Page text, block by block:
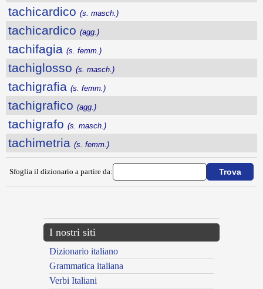
tachicardico (s. masch.)
tachicardico (agg.)
tachifagia (s. femm.)
tachiglosso (s. masch.)
tachigrafia (s. femm.)
tachigrafico (agg.)
tachigrafo (s. masch.)
tachimetria (s. femm.)
Sfoglia il dizionario a partire da:
I nostri siti
Dizionario italiano
Grammatica italiana
Verbi Italiani